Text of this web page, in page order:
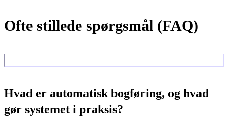
Ofte stillede spørgsmål (FAQ)
Hvad er automatisk bogføring, og hvad
gør systemet i praksis?